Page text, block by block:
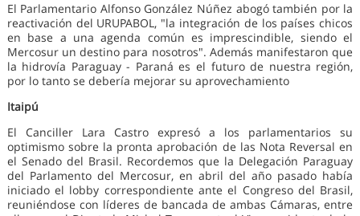
El Parlamentario Alfonso González Núñez abogó también por la
reactivación del URUPABOL, "la integración de los países chicos
en base a una agenda común es imprescindible, siendo el
Mercosur un destino para nosotros". Además manifestaron que
la hidrovía Paraguay - Paraná es el futuro de nuestra región,
por lo tanto se debería mejorar su aprovechamiento
Itaipú
El Canciller Lara Castro expresó a los parlamentarios su
optimismo sobre la pronta aprobación de las Nota Reversal en
el Senado del Brasil. Recordemos que la Delegación Paraguay
del Parlamento del Mercosur, en abril del año pasado había
iniciado el lobby correspondiente ante el Congreso del Brasil,
reuniéndose con líderes de bancada de ambas Cámaras, entre